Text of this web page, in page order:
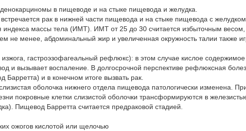
в пищеводе и на стыке пищевода и желудка.
рак в нижней части пищевода и на стыке пищевода с
индекса массы тела (ИМТ). ИМТ от 25 до 30 считается избыточным
не менее, абдоминальный жир и увеличенная окружность талии также
изжога, гастроэзофагеальный рефлюкс): в этом случае кислое содержимое
и вызывает воспаление. В долгосрочной перспективе рефлюксная
и в конечном итоге вызвать рак.
оболочка нижнего отдела пищевода патологически изменена.
покровные клетки слизистой оболочки трансформируются в
Пищевод Барретта считается предраковой стадией.
ожогов кислотой или щелочью